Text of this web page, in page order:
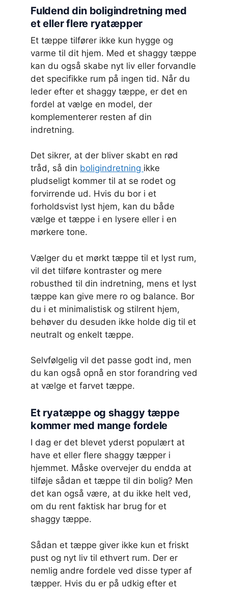
Fuldend din boligindretning med
et eller flere ryatæpper
Et tæppe tilfører ikke kun hygge og
varme til dit hjem. Med et shaggy tæppe
kan du også skabe nyt liv eller forvandle
det specifikke rum på ingen tid. Når du
leder efter et shaggy tæppe, er det en
fordel at vælge en model, der
komplementerer resten af din
indretning.
Det sikrer, at der bliver skabt en rød
tråd, så din boligindretning ikke
pludseligt kommer til at se rodet og
forvirrende ud. Hvis du bor i et
forholdsvist lyst hjem, kan du både
vælge et tæppe i en lysere eller i en
mørkere tone.
Vælger du et mørkt tæppe til et lyst rum,
vil det tilføre kontraster og mere
robusthed til din indretning, mens et lyst
tæppe kan give mere ro og balance. Bor
du i et minimalistisk og stilrent hjem,
behøver du desuden ikke holde dig til et
neutralt og enkelt tæppe.
Selvfølgelig vil det passe godt ind, men
du kan også opnå en stor forandring ved
at vælge et farvet tæppe.
Et ryatæppe og shaggy tæppe
kommer med mange fordele
I dag er det blevet yderst populært at
have et eller flere shaggy tæpper i
hjemmet. Måske overvejer du endda at
tilføje sådan et tæppe til din bolig? Men
det kan også være, at du ikke helt ved,
om du rent faktisk har brug for et
shaggy tæppe.
Sådan et tæppe giver ikke kun et friskt
pust og nyt liv til ethvert rum. Der er
nemlig andre fordele ved disse typer af
tæpper. Hvis du er på udkig efter et